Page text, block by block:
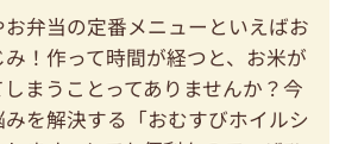
弁当の定番メニューといえばお
！作って時間が経つと、お米が
まうことってありませんか？今
を解決する「おむすびホイルシ